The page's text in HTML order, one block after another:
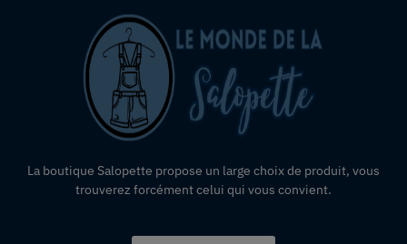
La boutique Salopette propose un large choix de produit, vous
trouverez forcément celui qui vous convient.